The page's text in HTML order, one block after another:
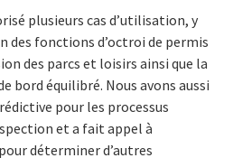
plusieurs cas d’utilisation, y
fonctions d’octroi de permis
des parcs et loisirs ainsi que la
bord équilibré. Nous avons aussi
pour les processus
et a fait appel à
déterminer d’autres